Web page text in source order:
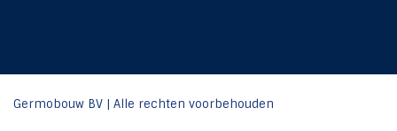
Germobouw BV | Alle rechten voorbehouden